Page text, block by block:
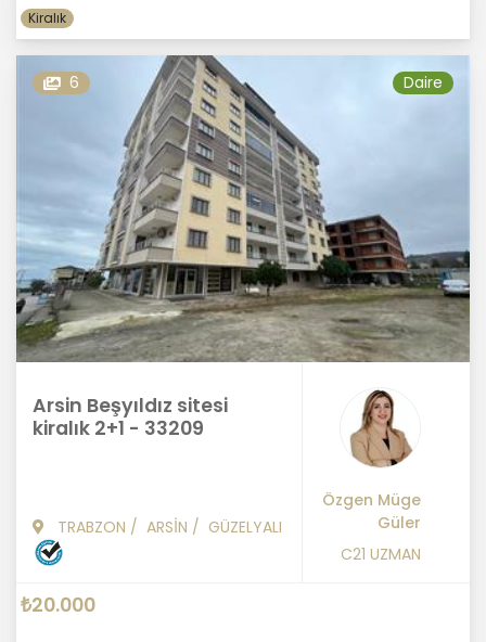
Kiralık
6 Daire
Arsin Beşyıldız sitesi
kiralık 2+1 - 33209
TRABZON / ARSİN / GÜZELYALI
Özgen Müge
Güler
C21 UZMAN
₺20.000